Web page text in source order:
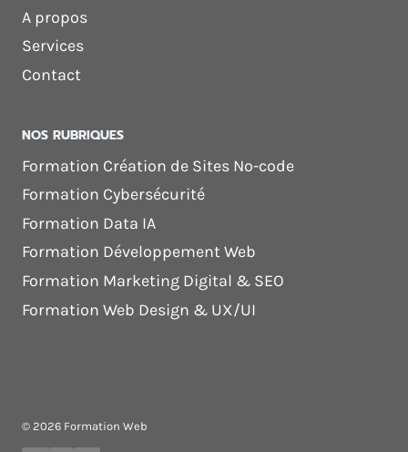
A propos
Services
Contact
NOS RUBRIQUES
Formation Création de Sites No-code
Formation Cybersécurité
Formation Data IA
Formation Développement Web
Formation Marketing Digital & SEO
Formation Web Design & UX/UI
© 2026 Formation Web